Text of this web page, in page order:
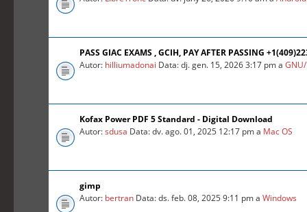
PASS GIAC EXAMS , GCIH, PAY AFTER PASSING
Autor: hilliumadonai Data: dj. gen. 15, 2026 3:17 pm a
Kofax Power PDF 5 Standard - Digital Download
Autor:sdusa Data: dv. ago. 01, 2025 12:17 pm a Mac OS
gimp
Autor: bertran Data: ds. feb. 08, 2025 9:11 pm aWindows